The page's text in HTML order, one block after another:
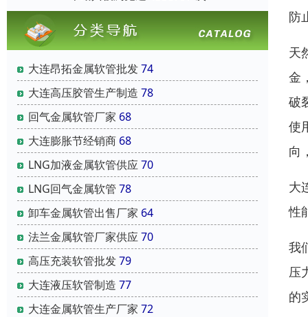
大连昂拓金属软管批发74
大连高压胶管生产制造 78
回气金属软管厂家 68
大连膨胀节经销商 68
LNG加液金属软管供应70
LNG回气金属软管 78
卸车金属软管出售厂家 64
法兰金属软管厂家供应70
高压充装软管批发79
大连液压软管制造 77
大连金属软管生产厂家 72
防
天
金
破
使
向
大
性
我
压
的